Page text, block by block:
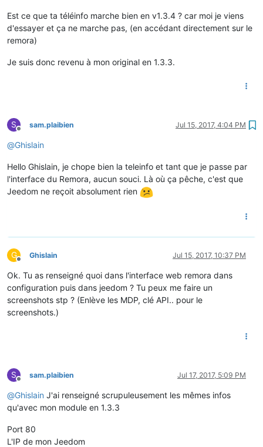
Est ce que ta téléinfo marche bien en v1.3.4 ? car moi je viens
d'essayer et ça ne marche pas, (en accédant directement sur le
remora)
Je suis donc revenu à mon original en 1.3.3.
S
Offline
sam.plaibien Jul 15, 2017, 4:04 PM
@Ghislain
Hello Ghislain, je chope bien la teleinfo et tant que je passe par
l'interface du Remora, aucun souci. Là où ça pêche, c'est que
Jeedom ne reçoit absolument rien
G
Offline
Ghislain Jul 15, 2017, 10:37 PM
Ok. Tu as renseigné quoi dans l'interface web remora dans
configuration puis dans jeedom ? Tu peux me faire un
screenshots stp ? (Enlève les MDP, clé API.. pour le
screenshots.)
S
Offline
sam.plaibien Jul 17, 2017, 5:09 PM
@Ghislain J'ai renseigné scrupuleusement les mêmes infos
qu'avec mon module en 1.3.3
Port 80
L'IP de mon Jeedom